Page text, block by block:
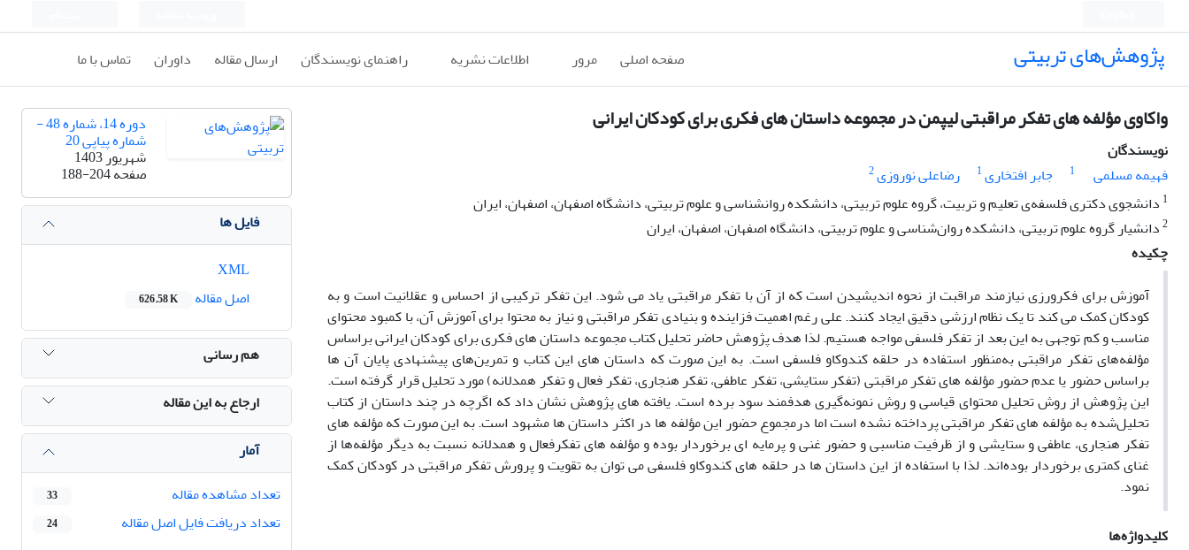
پژوهش‌های تربیتی صفحه اصلی مرور اطلاعات نشریه راهنمای نویسندگان ارسال مقاله داوران تماس با ما
واکاوی مؤلفه های تفکر مراقبتی لیپمن در مجموعه داستان های فکری برای کودکان ایرانی
نویسندگان
فهیمه مسلمی
1 جابر افتخاری1 رضاعلی نوروزی2
1 دانشجوی دکتری فلسفه‌ی تعلیم و تربیت، گروه علوم تربیتی، دانشکده روانشناسی و علوم تربیتی، دانشگاه اصفهان، اصفهان، ایران
2دانشیار گروه علوم تربیتی، دانشکده روان‌شناسی و علوم تربیتی، دانشگاه اصفهان، اصفهان، ایران
چکیده
آموزش برای فکرورزی نیازمند مراقبت از نحوه اندیشیدن است که از آن با تفکر مراقبتی یاد می شود. این تفکر ترکیبی از احساس و عقلانیت است و به
کودکان کمک می کند تا یک نظام ارزشی دقیق ایجاد کنند. علی رغم اهمیت فزاینده و بنیادی تفکر مراقبتی و نیاز به محتوا برای آموزش آن، با کمبود محتوای
مناسب و کم توجهی به این بعد از تفکر فلسفی مواجه هستیم. لذا هدف پژوهش حاضر تحلیل کتاب مجموعه داستان های فکری برای کودکان ایرانی براساس
مؤلفه‌های تفکر مراقبتی به‌منظور استفاده در حلقه‌ کندوکاو فلسفی است. به این صورت که داستان های این کتاب و تمرین‌‌های پیشنهادی پایان آن ها
براساس حضور یا عدم حضور مؤلفه های تفکر مراقبتی (تفکر ستایشی، تفکر عاطفی، تفکر هنجاری، تفکر فعال و تفکر همدلانه) مورد تحلیل قرار گرفته است.
این پژوهش از روش تحلیل محتوای قیاسی و روش نمونه‌گیری هدفمند سود برده است. یافته های پژوهش نشان داد که اگرچه در چند داستان از کتاب
تحلیل‌شده به مؤلفه های تفکر مراقبتی پرداخته نشده است اما درمجموع حضور این مؤلفه ها در اکثر داستان ها مشهود است. به این صورت که مؤلفه های
تفکر هنجاری، عاطفی و ستایشی و از ظرفیت مناسبی و حضور غنی و پرمایه ای برخوردار بوده و مؤلفه های تفکرفعال و همدلانه نسبت به دیگر مؤلفه‌ها از
غنای کمتری برخوردار بوده‌اند. لذا با استفاده از این داستان ها در حلقه های کندوکاو فلسفی می توان به تقویت و پرورش تفکر مراقبتی در کودکان کمک
نمود.
کلیدواژه‌ها
دوره 14، شماره 48 -
شماره پیاپی 20
شهریور 1403
صفحه188-204
فایل ها
اصل مقاله
626.58 K
هم رسانی
ارجاع به این مقاله
آمار
تعداد مشاهده مقاله
33
تعداد دریافت فایل اصل مقاله 24